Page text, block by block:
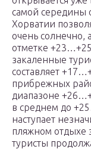
самой середины
Хорватии
очень солнечно,
отметке +23…+25
закаленные
составляет
прибрежных
диапазоне
в среднем до
наступает
пляжном отдыхе
туристы